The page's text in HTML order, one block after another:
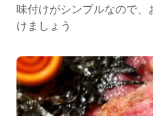
味付けがシンプルなので
けましょう